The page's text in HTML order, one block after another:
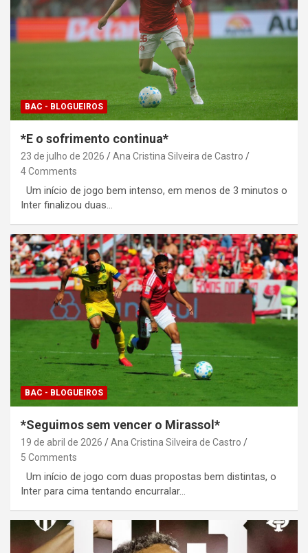
BAC - BLOGUEIROS
*E o sofrimento continua*
23 de julho de 2026
Ana Cristina Silveira de Castro
4 Comments
Um início de jogo bem intenso, em menos de 3 minutos o
Inter finalizou duas…
BAC - BLOGUEIROS
*Seguimos sem vencer o Mirassol*
19 de abril de 2026
Ana Cristina Silveira de Castro
5 Comments
Um início de jogo com duas propostas bem distintas, o
Inter para cima tentando encurralar…